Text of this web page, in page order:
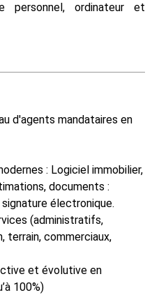
personnel, ordinateur et
d'agents mandataires en
: Logiciel immobilier,
documents :
électronique.
(administratifs,
terrain, commerciaux,
et évolutive en
100%)